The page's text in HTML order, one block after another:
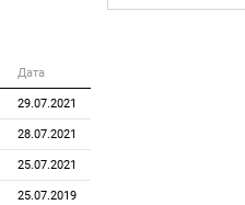
Дата
29.07.2021
28.07.2021
25.07.2021
25.07.2019